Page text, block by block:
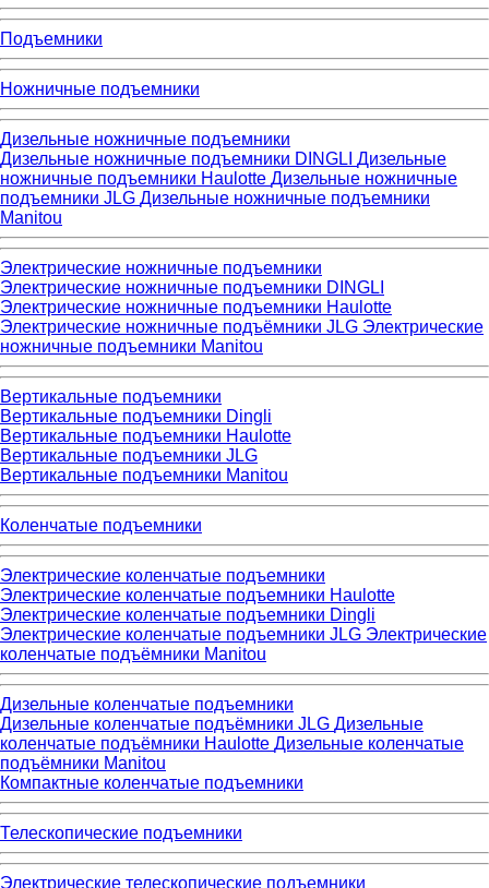
Подъемники
Ножничные подъемники
Дизельные ножничные подъемники
Дизельные ножничные подъемники DINGLI Дизельные
ножничные подъемники Haulotte Дизельные ножничные
подъемники JLG Дизельные ножничные подъемники
Manitou
Электрические ножничные подъемники
Электрические ножничные подъемники DINGLI
Электрические ножничные подъемники Haulotte
Электрические ножничные подъёмники JLG Электрические
ножничные подъемники Manitou
Вертикальные подъемники
Вертикальные подъемники Dingli
Вертикальные подъемники Haulotte
Вертикальные подъемники JLG
Вертикальные подъемники Manitou
Коленчатые подъемники
Электрические коленчатые подъемники
Электрические коленчатые подъемники Haulotte
Электрические коленчатые подъемники Dingli
Электрические коленчатые подъемники JLG Электрические
коленчатые подъёмники Manitou
Дизельные коленчатые подъемники
Дизельные коленчатые подъёмники JLG Дизельные
коленчатые подъёмники Haulotte Дизельные коленчатые
подъёмники Manitou
Компактные коленчатые подъемники
Телескопические подъемники
Электрические телескопические подъемники